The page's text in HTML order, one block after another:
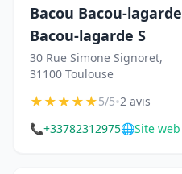
Bacou Bacou-lagarde
Bacou-lagarde S
30 Rue Simone Signoret,
31100 Toulouse
★★★★★5/5•2 avis
📞+33782312975🌐Site web